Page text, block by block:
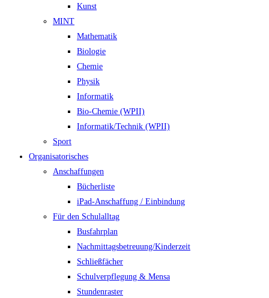
Kunst
MINT
Mathematik
Biologie
Chemie
Physik
Informatik
Bio-Chemie (WPII)
Informatik/Technik (WPII)
Sport
Organisatorisches
Anschaffungen
Bücherliste
iPad-Anschaffung / Einbindung
Für den Schulalltag
Busfahrplan
Nachmittagsbetreuung/Kinderzeit
Schließfächer
Schulverpflegung & Mensa
Stundenraster